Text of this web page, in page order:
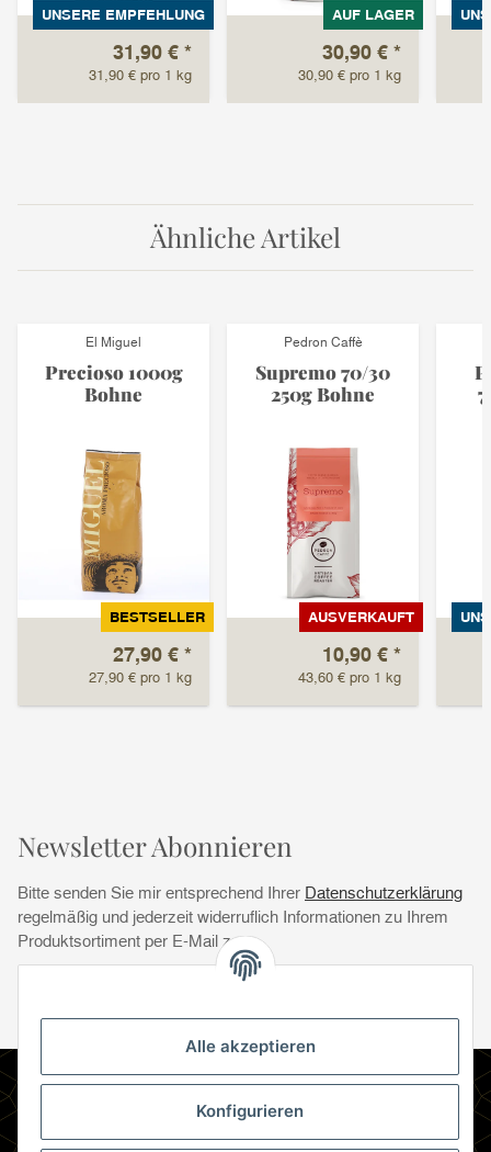
Alle akzeptieren
Konfigurieren
UNSERE EMPFEHLUNG
31,90 € *
31,90 € pro 1 kg
AUF LAGER
30,90 € *
30,90 € pro 1 kg
Ähnliche Artikel
El Miguel
Precioso 1000g
Bohne
BESTSELLER
27,90 € *
27,90 € pro 1 kg
Pedron Caffè
Supremo 70/30
250g Bohne
AUSVERKAUFT
10,90 € *
43,60 € pro 1 kg
Newsletter Abonnieren
Bitte senden Sie mir entsprechend Ihrer Datenschutzerklärung
regelmäßig und jederzeit widerruflich Informationen zu Ihrem
Produktsortiment per E-Mail zu.
Newsletter Abonnieren